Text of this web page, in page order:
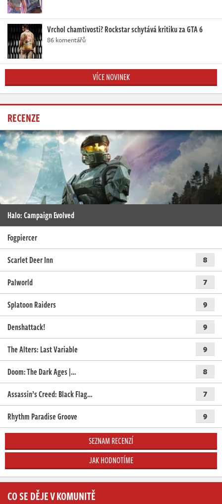
Vrchol chamtivosti? Rockstar schytává kritiku za GTA 6
86 komentářů
VÍCE NOVINEK
RECENZE
Halo: Campaign Evolved
Fogpiercer
Scarlet Deer Inn
8
Palworld 7
Splatoon Raiders 9
Denshattack! 9
The Alters: Last Variable 9
Doom: The Dark Ages |… 8
Assassin’s Creed: Black Flag… 7
Rhythm Paradise Groove 9
SEZNAM RECENZÍ
JAK HODNOTÍME
CO SE DĚJE V KOMUNITĚ